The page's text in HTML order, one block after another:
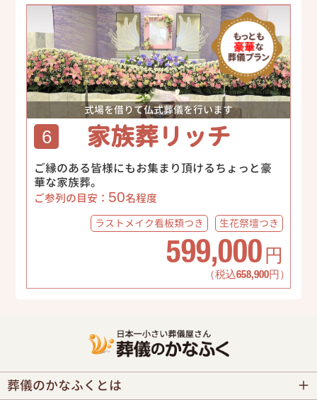
式場を借りて仏式葬儀を行います
6 家族葬リッチ
ご縁のある皆様にもお集まり頂けるちょっと豪
華な家族葬。
ご参列の目安： 50名程度
ラストメイク看板類つき 生花祭壇つき
599,000 円
（税込658,900円）
葬儀のかなふくとは